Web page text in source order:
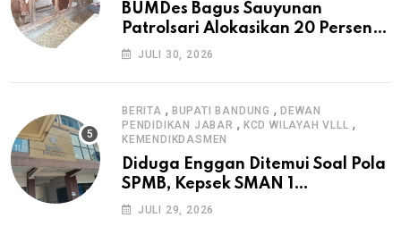
BUMDes Bagus Sauyunan
Patrolsari Alokasikan 20 Persen
Dana Desa untuk Ketahanan
JULI 30, 2026
BERITA , BUPATI BANDUNG ,DEWAN
PENDIDIKAN JABAR , KCD WILAYAH VLLL ,
KEMENDIKDASMEN
Diduga Enggan Ditemui Soal Pola
SPMB, Kepsek SMAN 1
Dayeuhkolot Dikeluhkan Orang
JULI 29, 2026